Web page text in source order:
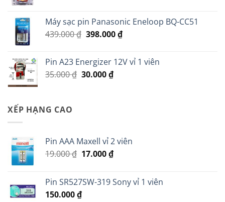
149.000 ₫.
là:
95.000 ₫.
Máy sạc pin Panasonic Eneloop BQ-CC51
439.000₫ Giá
439.000 ₫.
398.000₫Giá
là:
Pin A23 Energizer 12V vỉ 1 viên
35.000₫ Giá
30.000₫Giá
XẾP HẠNG CAO
Pin AAA Maxell vỉ 2 viên
19.000₫ Giá
19.000 ₫.
17.000₫Giá
là:
Pin SR527SW-319 Sony vỉ 1 viên
150.000₫